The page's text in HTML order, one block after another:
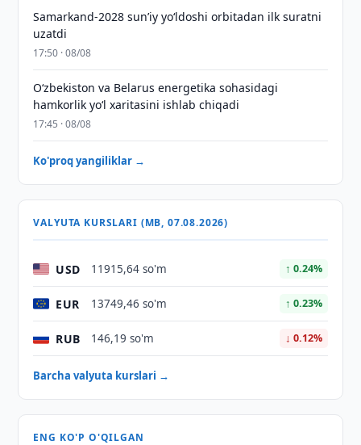
Samarkand-2028 sunʼiy yo‘ldoshi orbitadan ilk suratni
uzatdi
17:50 · 08/08
Oʻzbekiston va Belarus energetika sohasidagi
hamkorlik yoʻl xaritasini ishlab chiqadi
17:45 · 08/08
Ko'proq yangiliklar →
VALYUTA KURSLARI (MB, 07.08.2026)
USD 11915,64 so'm ↑ 0.24%
EUR 13749,46 so'm ↑ 0.23%
RUB 146,19 so'm ↓ 0.12%
Barcha valyuta kurslari →
ENG KO'P O'QILGAN